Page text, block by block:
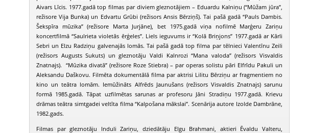
Aivars Līcis. 1977.gadā top filmas par diviem gleznotājiem – Eduardu Kalniņu (“Mūžam jūra”,
režisore Vija Bunka) un Edvartu Grūbi (režisors Ansis Bērziņš). Tai pašā gadā “Pauls Dambis.
Šekspīra mūzika” (režisore Marta Jurjāne), bet 1975.gadā viņa nofilmē Marģeru Zariņu
koncertfilmā “Saulrieta violetās ērģeles”. Liels ieguvums ir “Kolā Briņjons” 1977.gadā ar Kārli
Sebri un Elzu Radziņu galvenajās lomās. Tai pašā gadā top filma par tēlnieci Valentīnu Zeili
(režisors Augusts Sukuts) un gleznotāju Valdi Kalnrozi “Mana valoda” (režisors Visvaldis
Znatnajs). “Mūzika divatā” (režisore Roze Stiebra) – par operas solistu pāri Elfrīdu Pakuli un
Aleksandu Daškovu. Filmēta dokumentālā filma par aktrisi Lilitu Bērziņu ar fragmentiem no
kino un teātra lomām. Iemūžināts Alfrēds Jaunušans (režisors Visvaldis Znatnajs) sarunu
formā 1985.gadā. Tāpat uzfilmētas sarunas ar profesoru Jāni Stradiņu 1977.gadā. Krievu
drāmas teātra simtgadei veltīta filma “Kalpošana mākslai”. Scenārija autore Izolde Dambrāne,
1982.gads.
Filmas par gleznotāju Induli Zariņu, dziedātāju Elgu Brahmani, aktieri Ēvaldu Valteru,